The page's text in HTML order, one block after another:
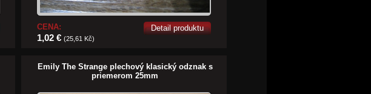
CENA:
1,02 €(25,61 Kč)
Detail produktu
Emily The Strange plechový klasický odznak s
priemerom 25mm